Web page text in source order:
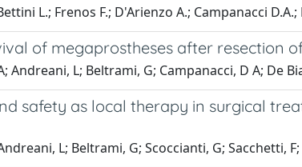
L.; Frenos F.; D'Arienzo A.; Campanacci
of megaprostheses after resection
Andreani, L; Beltrami, G; Campanacci, D A; De
safety as local therapy in surgical
L; Beltrami, G; Scoccianti, G; Sacchetti,